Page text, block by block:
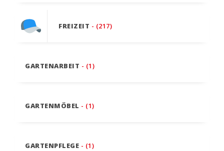
FREIZEIT - (217)
GARTENARBEIT - (1)
GARTENMÖBEL - (1)
GARTENPFLEGE - (1)